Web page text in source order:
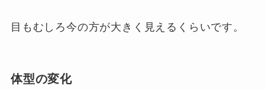
目もむしろ今の方が大きく見えるくらいです。
体型の変化